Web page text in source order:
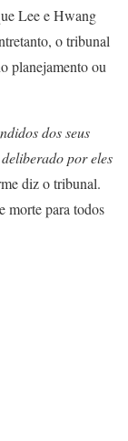
Lee e Hwang
o tribunal
planejamento ou
dos seus
por eles
diz o tribunal.
morte para todos